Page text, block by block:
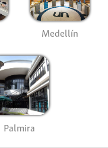
Medellín
Palmira